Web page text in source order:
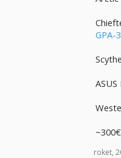
GPA-
~300€
roket,